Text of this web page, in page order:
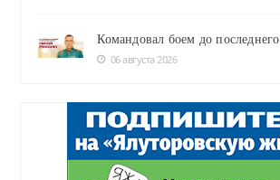
Командовал боем до последнего
06 августа 2026